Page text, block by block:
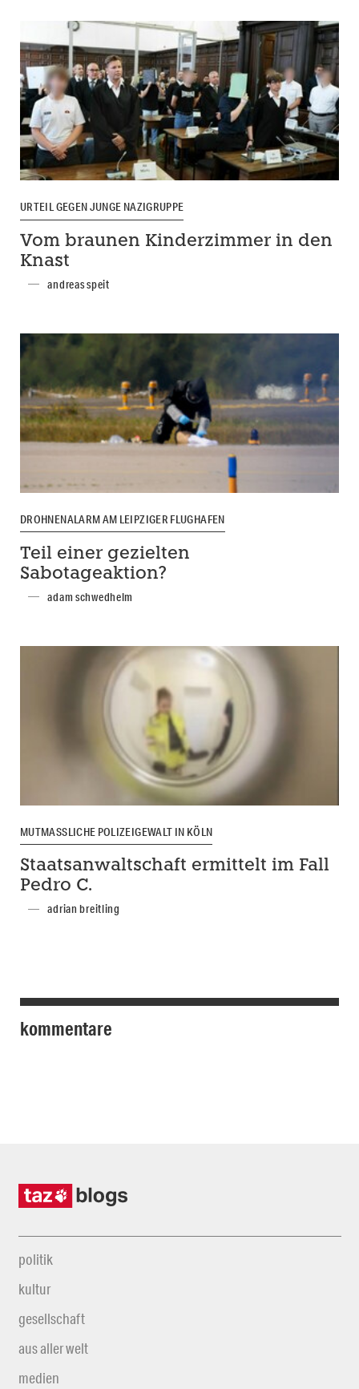
URTEIL GEGEN JUNGE NAZIGRUPPE
Vom braunen Kinderzimmer in den
Knast
andreas speit
DROHNENALARM AM LEIPZIGER FLUGHAFEN
Teil einer gezielten
Sabotageaktion?
adam schwedhelm
MUTMASSLICHE POLIZEIGEWALT IN KÖLN
Staatsanwaltschaft ermittelt im Fall
Pedro C.
adrian breitling
kommentare
politik
kultur
gesellschaft
aus aller welt
medien